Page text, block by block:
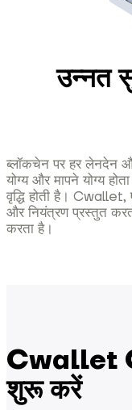
उन्नत
ब्लॉकचेन पर हर लेनदेन
योग्य और मापने योग्य
वृद्धि होती है। Cwallet,
और नियंत्रण प्रस्तुत
करता है।
Cwallet
शुरू करें